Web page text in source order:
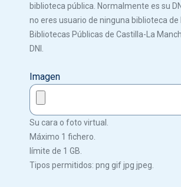
biblioteca pública. Normalmente es su
no eres usuario de ninguna biblioteca de
Bibliotecas Públicas de Castilla-La
DNI.
Imagen
Su cara o foto virtual.
Máximo 1 fichero.
límite de 1 GB.
Tipos permitidos: png gif jpg jpeg.